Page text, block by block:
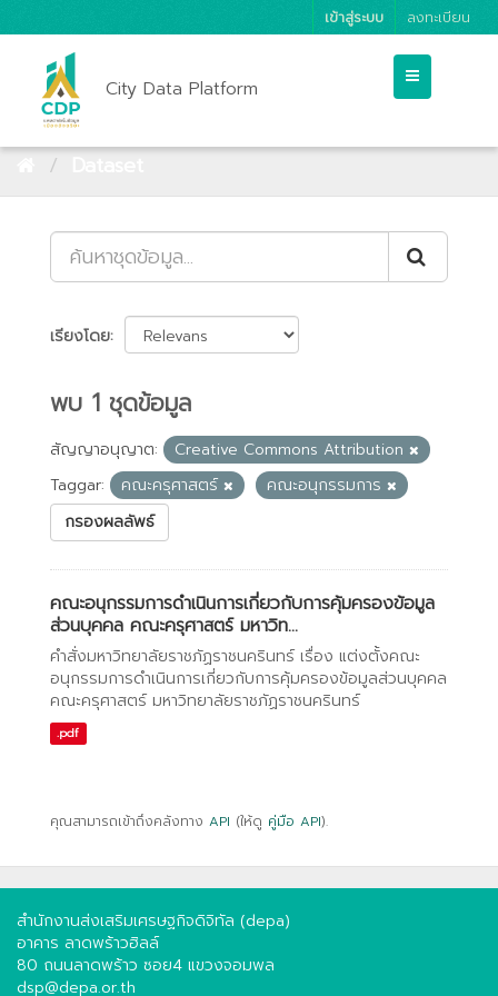
เข้าสู่ระบบ ลงทะเบียน
City Data Platform
เรียงโดย
พบ 1 ชุดข้อมูล
สัญญาอนุญาต:
Creative Commons Attribution
Taggar:
คณะครุศาสตร์
คณะอนุกรรมการ
กรองผลลัพธ์
คณะอนุกรรมการดำเนินการเกี่ยวกับการคุ้มครองข้อมูล
ส่วนบุคคล คณะครุศาสตร์ มหาวิท...
คำสั่งมหาวิทยาลัยราชภัฏราชนครินทร์ เรื่อง แต่งตั้งคณะ
อนุกรรมการดำเนินการเกี่ยวกับการคุ้มครองข้อมูลส่วนบุคคล
คณะครุศาสตร์ มหาวิทยาลัยราชภัฏราชนครินทร์
.pdf
คุณสามารถเข้าถึงคลังทาง API (ให้ดู คู่มือ API).
สำนักงานส่งเสริมเศรษฐกิจดิจิทัล (depa)
อาคาร ลาดพร้าวฮิลล์
80 ถนนลาดพร้าว ซอย4 แขวงจอมพล
dsp@depa.or.th